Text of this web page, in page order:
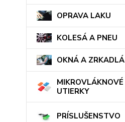
OPRAVA LAKU
KOLESÁ A PNEU
OKNÁ A ZRKADLÁ
MIKROVLÁKNOVÉ
UTIERKY
PRÍSLUŠENSTVO